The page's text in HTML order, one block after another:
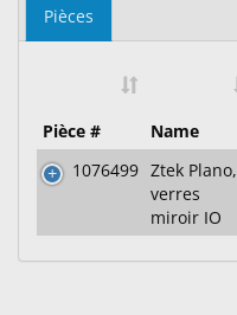
Pièces
Pièce # Name
1076499 Ztek Plano,
verres
miroir IO